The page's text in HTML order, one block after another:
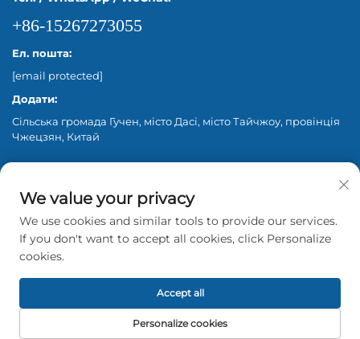
+86-15267273055
Ел. пошта:
[email protected]
Додати:
Сільська громада Гучен, місто Дасі, місто Тайчжоу, провінція
Чжецзян, Китай
Політика конфіденційності
We value your privacy
We use cookies and similar tools to provide our services.
If you don't want to accept all cookies, click Personalize
cookies.
Personalize cookies
Accept all